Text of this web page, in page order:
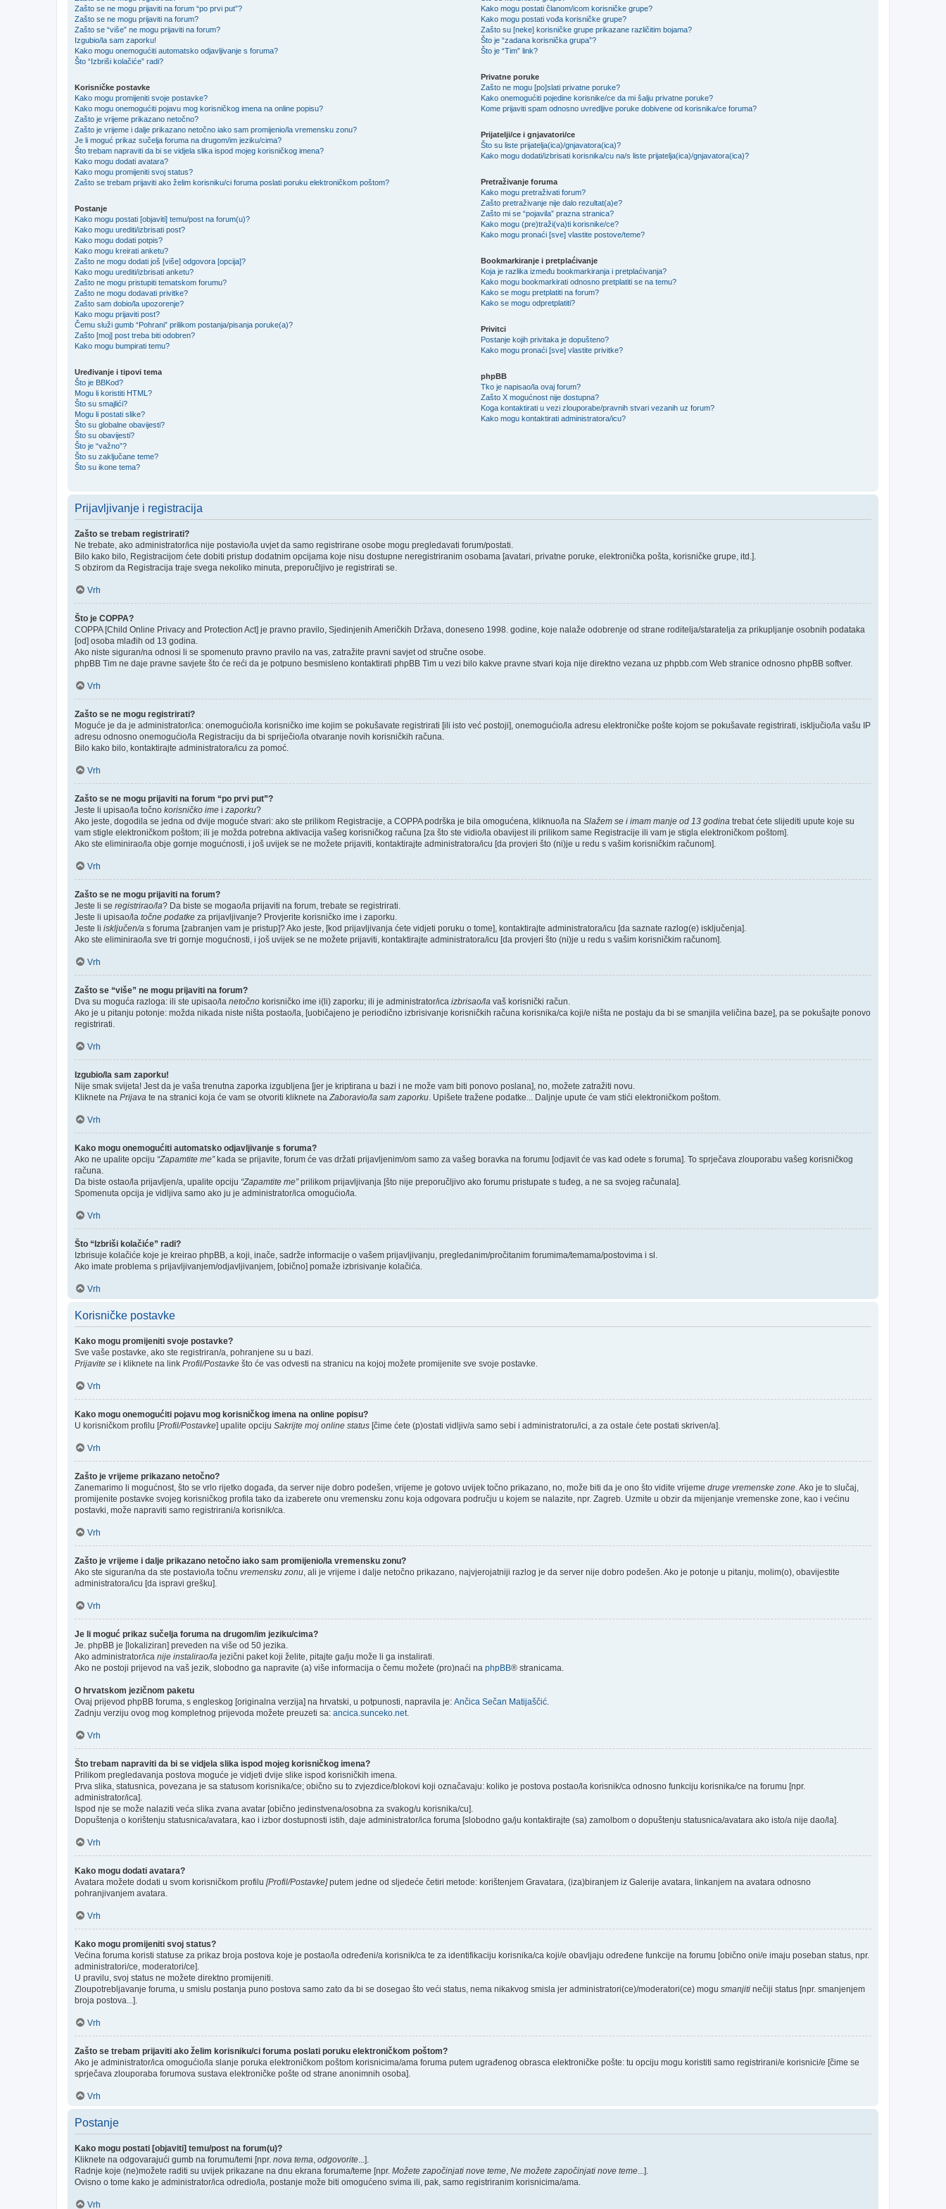
Zašto se ne mogu prijaviti na forum “po prvi put”?
Zašto se ne mogu prijaviti na forum?
Zašto se “više” ne mogu prijaviti na forum?
Izgubio/la sam zaporku!
Kako mogu onemogućiti automatsko odjavljivanje s foruma?
Što “Izbriši kolačiće” radi?
Korisničke postavke
Kako mogu promijeniti svoje postavke?
Kako mogu onemogućiti pojavu mog korisničkog imena na online popisu?
Zašto je vrijeme prikazano netočno?
Zašto je vrijeme i dalje prikazano netočno iako sam promijenio/la vremensku zonu?
Je li moguć prikaz sučelja foruma na drugom/im jeziku/cima?
Što trebam napraviti da bi se vidjela slika ispod mojeg korisničkog imena?
Kako mogu dodati avatara?
Kako mogu promijeniti svoj status?
Zašto se trebam prijaviti ako želim korisniku/ci foruma poslati poruku elektroničkom poštom?
Postanje
Kako mogu postati [objaviti] temu/post na forum(u)?
Kako mogu urediti/izbrisati post?
Kako mogu dodati potpis?
Kako mogu kreirati anketu?
Zašto ne mogu dodati još [više] odgovora [opcija]?
Kako mogu urediti/izbrisati anketu?
Zašto ne mogu pristupiti tematskom forumu?
Zašto ne mogu dodavati privitke?
Zašto sam dobio/la upozorenje?
Kako mogu prijaviti post?
Čemu služi gumb “Pohrani” prilikom postanja/pisanja poruke(a)?
Zašto [moj] post treba biti odobren?
Kako mogu bumpirati temu?
Uređivanje i tipovi tema
Što je BBKod?
Mogu li koristiti HTML?
Što su smajlići?
Mogu li postati slike?
Što su globalne obavijesti?
Što su obavijesti?
Što je “važno”?
Što su zaključane teme?
Što su ikone tema?
Kako mogu postati članom/icom korisničke grupe?
Kako mogu postati vođa korisničke grupe?
Zašto su [neke] korisničke grupe prikazane različitim bojama?
Što je “zadana korisnička grupa”?
Što je “Tim” link?
Privatne poruke
Zašto ne mogu [po]slati privatne poruke?
Kako onemogućiti pojedine korisnike/ce da mi šalju privatne poruke?
Kome prijaviti spam odnosno uvredljive poruke dobivene od korisnika/ce foruma?
Prijatelji/ce i gnjavatori/ce
Što su liste prijatelja(ica)/gnjavatora(ica)?
Kako mogu dodati/izbrisati korisnika/cu na/s liste prijatelja(ica)/gnjavatora(ica)?
Pretraživanje foruma
Kako mogu pretraživati forum?
Zašto pretraživanje nije dalo rezultat(a)e?
Zašto mi se “pojavila” prazna stranica?
Kako mogu (pre)traži(va)ti korisnike/ce?
Kako mogu pronaći [sve] vlastite postove/teme?
Bookmarkiranje i pretplaćivanje
Koja je razlika između bookmarkiranja i pretplaćivanja?
Kako mogu bookmarkirati odnosno pretplatiti se na temu?
Kako se mogu pretplatiti na forum?
Kako se mogu odpretplatiti?
Privitci
Postanje kojih privitaka je dopušteno?
Kako mogu pronaći [sve] vlastite privitke?
phpBB
Tko je napisao/la ovaj forum?
Zašto X mogućnost nije dostupna?
Koga kontaktirati u vezi zlouporabe/pravnih stvari vezanih uz forum?
Kako mogu kontaktirati administratora/icu?
Prijavljivanje i registracija
Zašto se trebam registrirati?
Ne trebate, ako administrator/ica nije postavio/la uvjet da samo registrirane osobe mogu pregledavati forum/postati.
Bilo kako bilo, Registracijom ćete dobiti pristup dodatnim opcijama koje nisu dostupne neregistriranim osobama [avatari, privatne poruke, elektronička pošta, korisničke grupe, itd.].
S obzirom da Registracija traje svega nekoliko minuta, preporučljivo je registrirati se.
Vrh
Što je COPPA?
COPPA [Child Online Privacy and Protection Act] je pravno pravilo, Sjedinjenih Američkih Država, doneseno 1998. godine, koje nalaže odobrenje od strane roditelja/staratelja za prikupljanje osobnih podataka
[od] osoba mlađih od 13 godina.
Ako niste siguran/na odnosi li se spomenuto pravno pravilo na vas, zatražite pravni savjet od stručne osobe.
phpBB Tim ne daje pravne savjete što će reći da je potpuno besmisleno kontaktirati phpBB Tim u vezi bilo kakve pravne stvari koja nije direktno vezana uz phpbb.com Web stranice odnosno phpBB softver.
Vrh
Zašto se ne mogu registrirati?
Moguće je da je administrator/ica: onemogućio/la korisničko ime kojim se pokušavate registrirati [ili isto već postoji], onemogućio/la adresu elektroničke pošte kojom se pokušavate registrirati, isključio/la vašu IP
adresu odnosno onemogućio/la Registraciju da bi spriječio/la otvaranje novih korisničkih računa.
Bilo kako bilo, kontaktirajte administratora/icu za pomoć.
Vrh
Zašto se ne mogu prijaviti na forum “po prvi put”?
Jeste li upisao/la točno korisničko ime i zaporku?
Ako jeste, dogodila se jedna od dvije moguće stvari: ako ste prilikom Registracije, a COPPA podrška je bila omogućena, kliknuo/la na Slažem se i imam manje od 13 godina trebat ćete slijediti upute koje su
vam stigle elektroničkom poštom; ili je možda potrebna aktivacija vašeg korisničkog računa [za što ste vidio/la obavijest ili prilikom same Registracije ili vam je stigla elektroničkom poštom].
Ako ste eliminirao/la obje gornje mogućnosti, i još uvijek se ne možete prijaviti, kontaktirajte administratora/icu [da provjeri što (ni)je u redu s vašim korisničkim računom].
Vrh
Zašto se ne mogu prijaviti na forum?
Jeste li se registrirao/la? Da biste se mogao/la prijaviti na forum, trebate se registrirati.
Jeste li upisao/la točne podatke za prijavljivanje? Provjerite korisničko ime i zaporku.
Jeste li isključen/a s foruma [zabranjen vam je pristup]? Ako jeste, [kod prijavljivanja ćete vidjeti poruku o tome], kontaktirajte administratora/icu [da saznate razlog(e) isključenja].
Ako ste eliminirao/la sve tri gornje mogućnosti, i još uvijek se ne možete prijaviti, kontaktirajte administratora/icu [da provjeri što (ni)je u redu s vašim korisničkim računom].
Vrh
Zašto se “više” ne mogu prijaviti na forum?
Dva su moguća razloga: ili ste upisao/la netočno korisničko ime i(li) zaporku; ili je administrator/ica izbrisao/la vaš korisnički račun.
Ako je u pitanju potonje: možda nikada niste ništa postao/la, [uobičajeno je periodično izbrisivanje korisničkih računa korisnika/ca koji/e ništa ne postaju da bi se smanjila veličina baze], pa se pokušajte ponovo
registrirati.
Vrh
Izgubio/la sam zaporku!
Nije smak svijeta! Jest da je vaša trenutna zaporka izgubljena [jer je kriptirana u bazi i ne može vam biti ponovo poslana], no, možete zatražiti novu.
Kliknete na Prijava te na stranici koja će vam se otvoriti kliknete naZaboravio/la sam zaporku. Upišete tražene podatke... Daljnje upute će vam stići elektroničkom poštom.
Vrh
Kako mogu onemogućiti automatsko odjavljivanje s foruma?
Ako ne upalite opciju “Zapamtite me”kada se prijavite, forum će vas držati prijavljenim/om samo za vašeg boravka na forumu [odjavit će vas kad odete s foruma]. To sprječava zlouporabu vašeg korisničkog
računa.
Da biste ostao/la prijavljen/a, upalite opciju “Zapamtite me”prilikom prijavljivanja [što nije preporučljivo ako forumu pristupate s tuđeg, a ne sa svojeg računala].
Spomenuta opcija je vidljiva samo ako ju je administrator/ica omogućio/la.
Vrh
Što “Izbriši kolačiće” radi?
Izbrisuje kolačiće koje je kreirao phpBB, a koji, inače, sadrže informacije o vašem prijavljivanju, pregledanim/pročitanim forumima/temama/postovima i sl.
Ako imate problema s prijavljivanjem/odjavljivanjem, [obično] pomaže izbrisivanje kolačića.
Vrh
Korisničke postavke
Kako mogu promijeniti svoje postavke?
Sve vaše postavke, ako ste registriran/a, pohranjene su u bazi.
Prijavite se i kliknete na link Profil/Postavke što će vas odvesti na stranicu na kojoj možete promijenite sve svoje postavke.
Vrh
Kako mogu onemogućiti pojavu mog korisničkog imena na online popisu?
U korisničkom profilu [Profil/Postavke] upalite opciju Sakrijte moj online status [čime ćete (p)ostati vidljiv/a samo sebi i administratoru/ici, a za ostale ćete postati skriven/a].
Vrh
Zašto je vrijeme prikazano netočno?
Zanemarimo li mogućnost, što se vrlo rijetko događa, da server nije dobro podešen, vrijeme je gotovo uvijek točno prikazano, no, može biti da je ono što vidite vrijeme druge vremenske zone. Ako je to slučaj,
promijenite postavke svojeg korisničkog profila tako da izaberete onu vremensku zonu koja odgovara području u kojem se nalazite, npr. Zagreb. Uzmite u obzir da mijenjanje vremenske zone, kao i većinu
postavki, može napraviti samo registrirani/a korisnik/ca.
Vrh
Zašto je vrijeme i dalje prikazano netočno iako sam promijenio/la vremensku zonu?
Ako ste siguran/na da ste postavio/la točnu vremensku zonu, ali je vrijeme i dalje netočno prikazano, najvjerojatniji razlog je da server nije dobro podešen. Ako je potonje u pitanju, molim(o), obavijestite
administratora/icu [da ispravi grešku].
Vrh
Je li moguć prikaz sučelja foruma na drugom/im jeziku/cima?
Je. phpBB je [lokaliziran] preveden na više od 50 jezika.
Ako administrator/ica nije instalirao/la jezični paket koji želite, pitajte ga/ju može li ga instalirati.
Ako ne postoji prijevod na vaš jezik, slobodno ga napravite (a) više informacija o čemu možete (pro)naći na phpBB® stranicama.
O hrvatskom jezičnom paketu
Ovaj prijevod phpBB foruma, s engleskog [originalna verzija] na hrvatski, u potpunosti, napravila je: Ančica Sečan Matijaščić.
Zadnju verziju ovog mog kompletnog prijevoda možete preuzeti sa: ancica.sunceko.net.
Vrh
Što trebam napraviti da bi se vidjela slika ispod mojeg korisničkog imena?
Prilikom pregledavanja postova moguće je vidjeti dvije slike ispod korisničkih imena.
Prva slika, statusnica, povezana je sa statusom korisnika/ce; obično su to zvjezdice/blokovi koji označavaju: koliko je postova postao/la korisnik/ca odnosno funkciju korisnika/ce na forumu [npr.
administrator/ica].
Ispod nje se može nalaziti veća slika zvana avatar [obično jedinstvena/osobna za svakog/u korisnika/cu].
Dopuštenja o korištenju statusnica/avatara, kao i izbor dostupnosti istih, daje administrator/ica foruma [slobodno ga/ju kontaktirajte (sa) zamolbom o dopuštenju statusnica/avatara ako isto/a nije dao/la].
Vrh
Kako mogu dodati avatara?
Avatara možete dodati u svom korisničkom profilu [Profil/Postavke]putem jedne od sljedeće četiri metode: korištenjem Gravatara, (iza)biranjem iz Galerije avatara, linkanjem na avatara odnosno
pohranjivanjem avatara.
Vrh
Kako mogu promijeniti svoj status?
Većina foruma koristi statuse za prikaz broja postova koje je postao/la određeni/a korisnik/ca te za identifikaciju korisnika/ca koji/e obavljaju određene funkcije na forumu [obično oni/e imaju poseban status, npr.
administratori/ce, moderatori/ce].
U pravilu, svoj status ne možete direktno promijeniti.
Zloupotrebljavanje foruma, u smislu postanja puno postova samo zato da bi se dosegao što veći status, nema nikakvog smisla jer administratori(ce)/moderatori(ce) mogu smanjiti nečiji status [npr. smanjenjem
broja postova...].
Vrh
Zašto se trebam prijaviti ako želim korisniku/ci foruma poslati poruku elektroničkom poštom?
Ako je administrator/ica omogućio/la slanje poruka elektroničkom poštom korisnicima/ama foruma putem ugrađenog obrasca elektroničke pošte: tu opciju mogu koristiti samo registrirani/e korisnici/e [čime se
sprječava zlouporaba forumova sustava elektroničke pošte od strane anonimnih osoba].
Vrh
Postanje
Kako mogu postati [objaviti] temu/post na forum(u)?
Kliknete na odgovarajući gumb na forumu/temi [npr. nova tema, odgovorite...].
Radnje koje (ne)možete raditi su uvijek prikazane na dnu ekrana foruma/teme [npr. Možete započinjati nove teme, Ne možete započinjati nove teme...].
Ovisno o tome kako je administrator/ica odredio/la, postanje može biti omogućeno svima ili, pak, samo registriranim korisnicima/ama.
Vrh